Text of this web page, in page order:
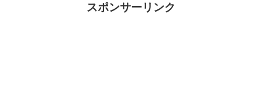
スポンサーリンク